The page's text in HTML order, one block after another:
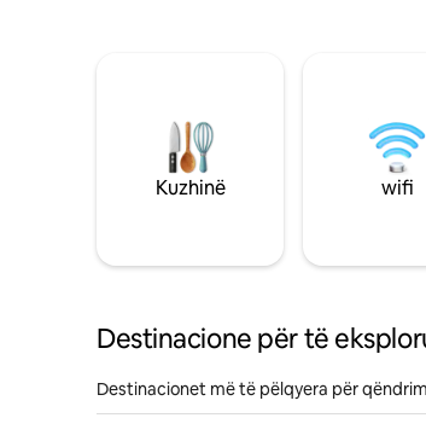
Kuzhinë wifi
Destinacione për të
Destinacionet më të pëlqyera për